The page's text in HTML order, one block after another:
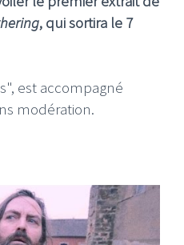
, qui sortira le 7
est accompagné
modération.